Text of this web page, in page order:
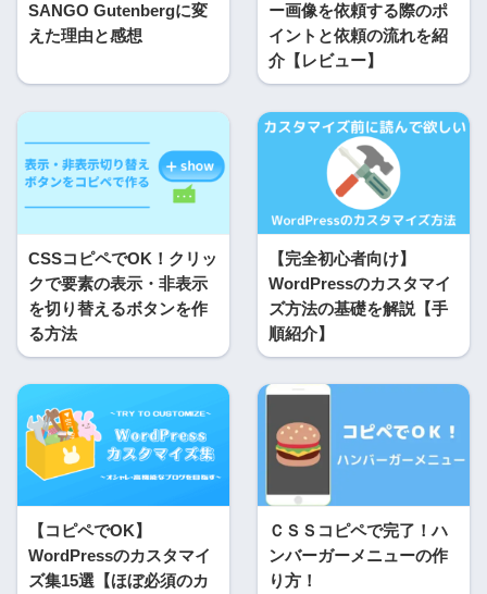
SANGO Gutenbergに変
えた理由と感想
ー画像を依頼する際のポ
イントと依頼の流れを紹
介【レビュー】
CSSコピペでOK！クリッ
クで要素の表示・非表示
を切り替えるボタンを作
る方法
【完全初心者向け】
WordPressのカスタマイ
ズ方法の基礎を解説【手
順紹介】
【コピペでOK】
WordPressのカスタマイ
ズ集15選【ほぼ必須のカ
ＣＳＳコピペで完了！ハ
ンバーガーメニューの作
り方！